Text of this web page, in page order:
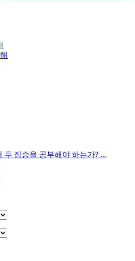
두 짐승을 공부해야 하는가? ...